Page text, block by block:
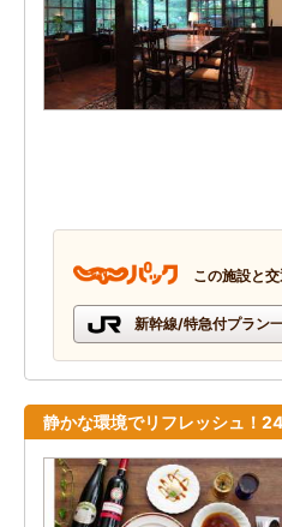
この施設と
新幹線/特急付プラン
静かな環境でリフレッシュ！